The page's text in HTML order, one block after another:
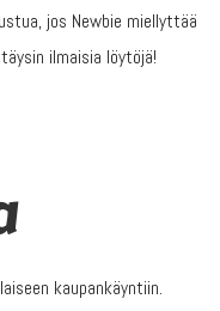
jos Newbie miellyttää
ilmaisia löytöjä!
kaupankäyntiin.